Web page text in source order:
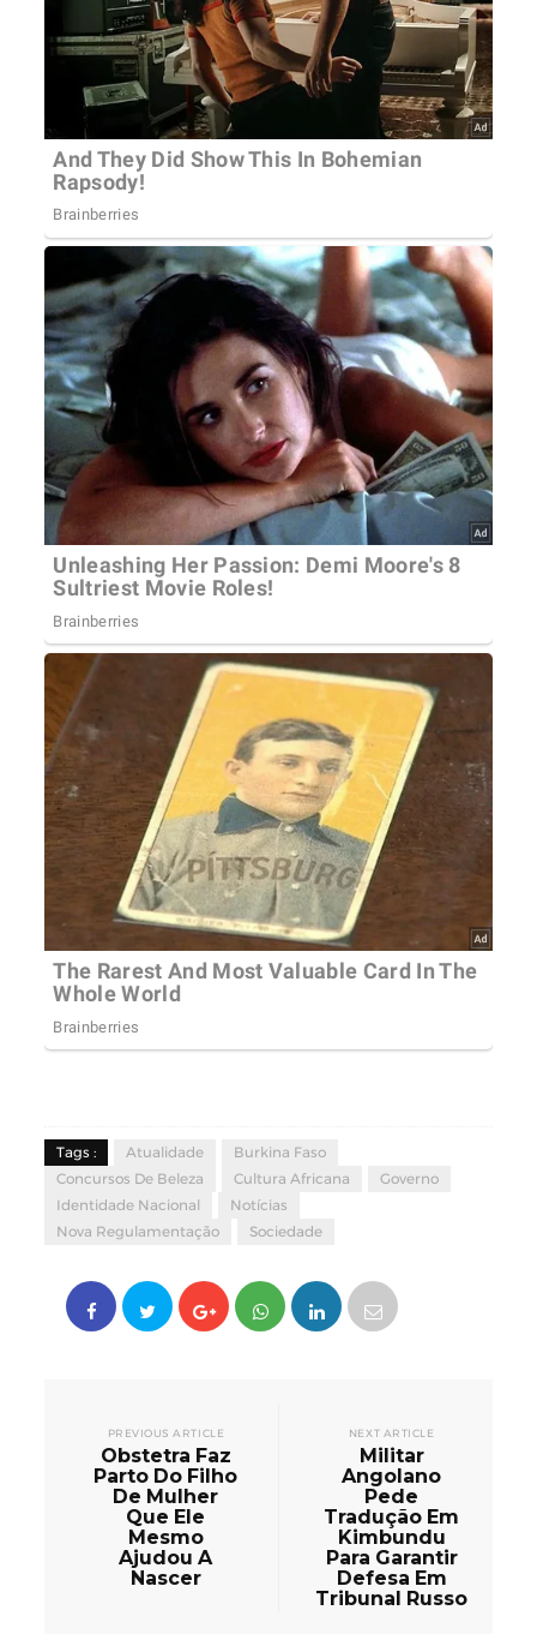
Tags : Atualidade
Burkina Faso
Concursos De Beleza
Cultura Africana
Governo
Identidade Nacional
Notícias
Nova Regulamentação
Sociedade
PREVIOUS ARTICLE
Obstetra Faz
Parto Do Filho
De Mulher
Que Ele
Mesmo
Ajudou A
Nascer
NEXT ARTICLE
Militar
Angolano
Pede
Tradução Em
Kimbundu
Para Garantir
Defesa Em
Tribunal Russo